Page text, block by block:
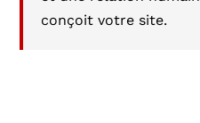
conçoit votre site.